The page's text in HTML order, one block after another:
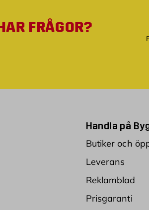
FRÅGOR?
Handla på
Butiker och
Leverans
Reklamblad
Prisgaranti